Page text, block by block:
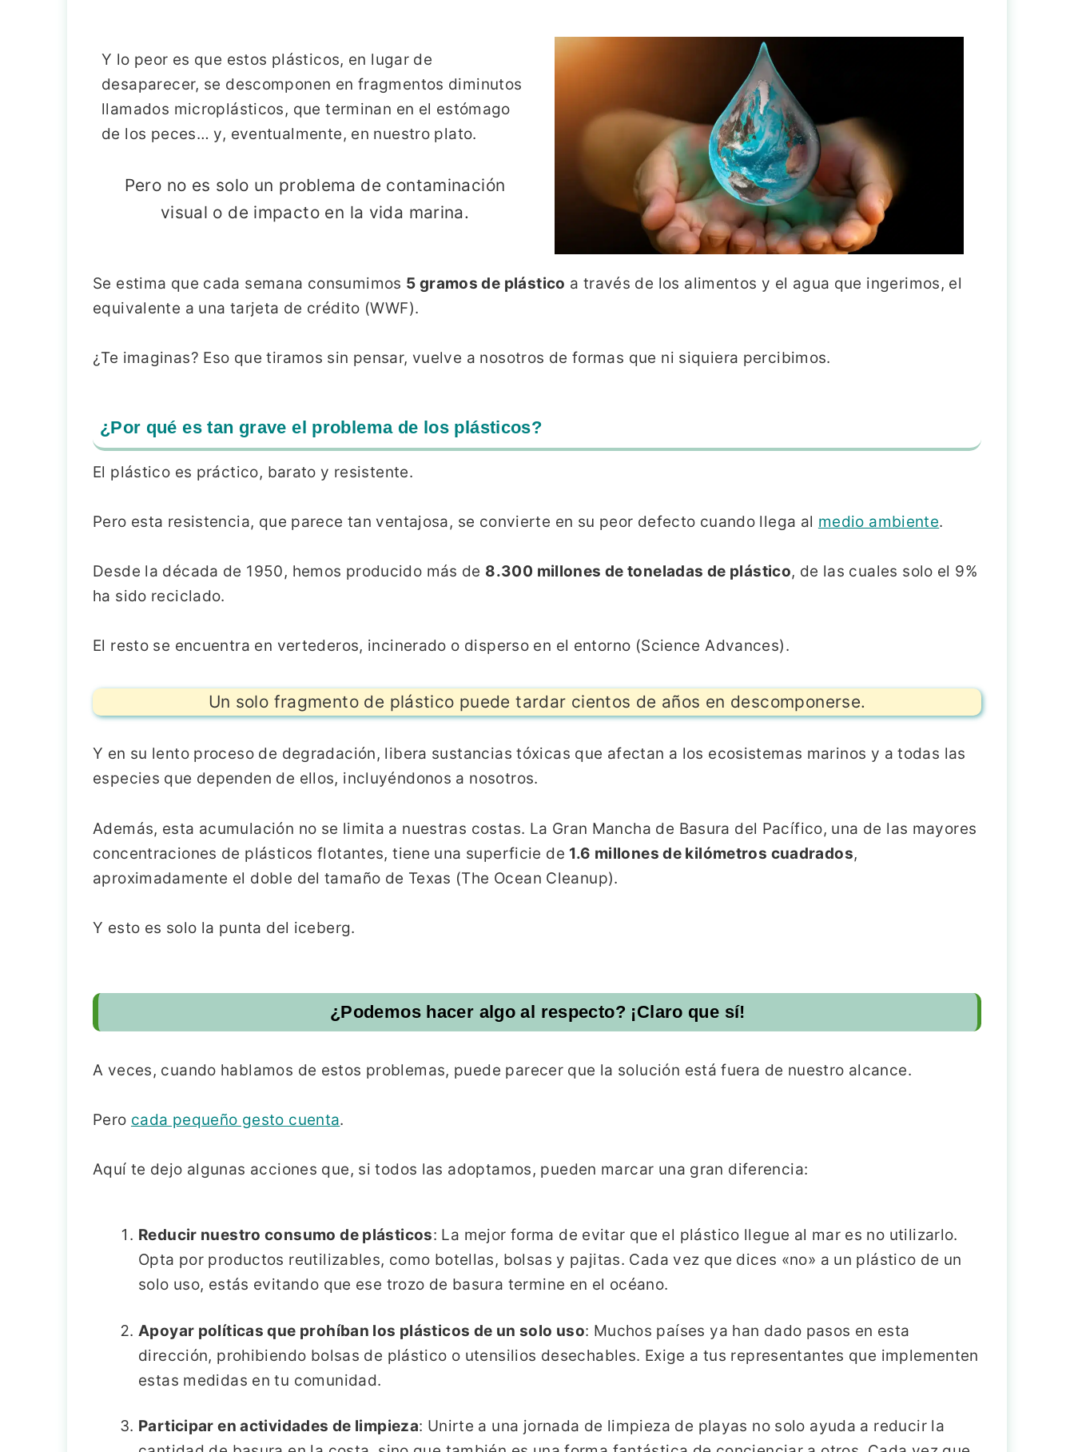
Y lo peor es que estos plásticos, en lugar de
desaparecer, se descomponen en fragmentos diminutos
llamados microplásticos, que terminan en el estómago
de los peces… y, eventualmente, en nuestro plato.
Pero no es solo un problema de contaminación
visual o de impacto en la vida marina.
Se estima que cada semana consumimos 5 gramos de plástico a través de los alimentos y el agua que ingerimos, el
equivalente a una tarjeta de crédito (WWF).
¿Te imaginas? Eso que tiramos sin pensar, vuelve a nosotros de formas que ni siquiera percibimos.
¿Por qué es tan grave el problema de los plásticos?
El plástico es práctico, barato y resistente.
Pero esta resistencia, que parece tan ventajosa, se convierte en su peor defecto cuando llega al medio ambiente.
Desde la década de 1950, hemos producido más de 8.300 millones de toneladas de plástico, de las cuales solo el 9%
ha sido reciclado.
El resto se encuentra en vertederos, incinerado o disperso en el entorno (Science Advances).
Un solo fragmento de plástico puede tardar cientos de años en descomponerse.
Y en su lento proceso de degradación, libera sustancias tóxicas que afectan a los ecosistemas marinos y a todas las
especies que dependen de ellos, incluyéndonos a nosotros.
Además, esta acumulación no se limita a nuestras costas. La Gran Mancha de Basura del Pacífico, una de las mayores
concentraciones de plásticos flotantes, tiene una superficie de 1.6 millones de kilómetros cuadrados,
aproximadamente el doble del tamaño de Texas (The Ocean Cleanup).
Y esto es solo la punta del iceberg.
¿Podemos hacer algo al respecto? ¡Claro que sí!
A veces, cuando hablamos de estos problemas, puede parecer que la solución está fuera de nuestro alcance.
Pero cada pequeño gesto cuenta.
Aquí te dejo algunas acciones que, si todos las adoptamos, pueden marcar una gran diferencia:
Reducir nuestro consumo de plásticos: La mejor forma de evitar que el plástico llegue al mar es no utilizarlo.
Opta por productos reutilizables, como botellas, bolsas y pajitas. Cada vez que dices «no» a un plástico de un
solo uso, estás evitando que ese trozo de basura termine en el océano.
Apoyar políticas que prohíban los plásticos de un solo uso: Muchos países ya han dado pasos en esta
dirección, prohibiendo bolsas de plástico o utensilios desechables. Exige a tus representantes que implementen
estas medidas en tu comunidad.
Participar en actividades de limpieza: Unirte a una jornada de limpieza de playas no solo ayuda a reducir la